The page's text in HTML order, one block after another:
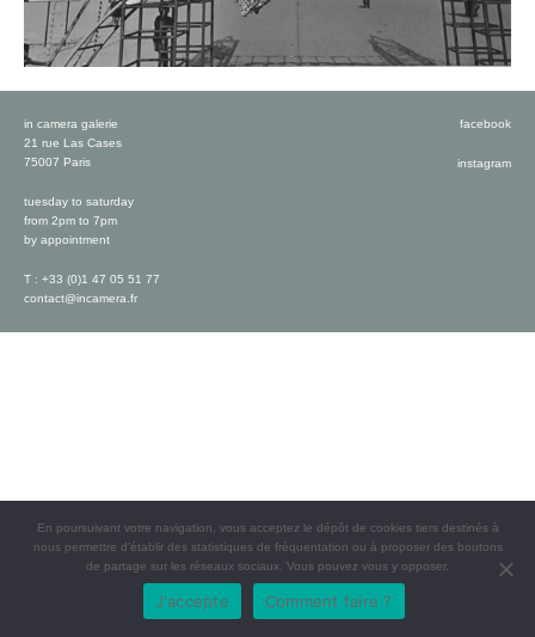
in camera galerie
21 rue Las Cases
75007 Paris
tuesday to saturday
from 2pm to 7pm
by appointment
T : +33 (0)1 47 05 51 77
contact@incamera.fr
facebook
instagram
En poursuivant votre navigation, vous acceptez le dépôt de cookies tiers destinés à
nous permettre d’établir des statistiques de fréquentation ou à proposer des boutons
de partage sur les réseaux sociaux. Vous pouvez vous y opposer.
J'accepte Comment faire ?